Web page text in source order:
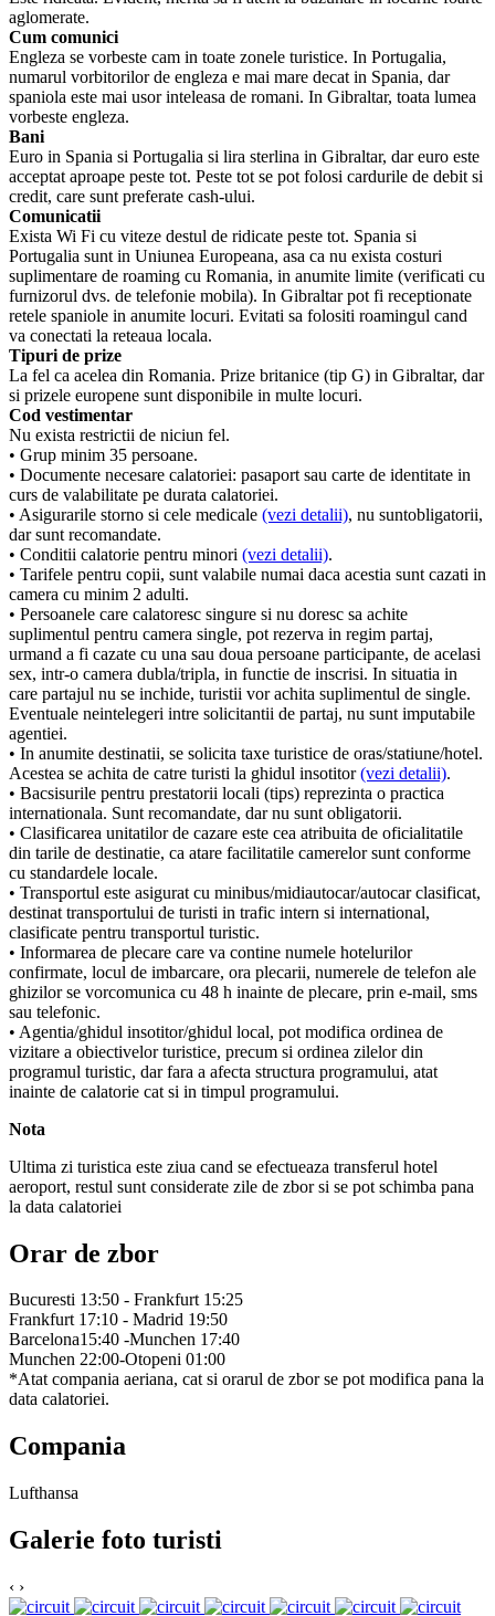
aglomerate.
Cum comunici
Engleza se vorbeste cam in toate zonele turistice. In Portugalia,
numarul vorbitorilor de engleza e mai mare decat in Spania, dar
spaniola este mai usor inteleasa de romani. In Gibraltar, toata lumea
vorbeste engleza.
Bani
Euro in Spania si Portugalia si lira sterlina in Gibraltar, dar euro este
acceptat aproape peste tot. Peste tot se pot folosi cardurile de debit si
credit, care sunt preferate cash-ului.
Comunicatii
Exista Wi Fi cu viteze destul de ridicate peste tot. Spania si
Portugalia sunt in Uniunea Europeana, asa ca nu exista costuri
suplimentare de roaming cu Romania, in anumite limite (verificati cu
furnizorul dvs. de telefonie mobila). In Gibraltar pot fi receptionate
retele spaniole in anumite locuri. Evitati sa folositi roamingul cand
va conectati la reteaua locala.
Tipuri de prize
La fel ca acelea din Romania. Prize britanice (tip G) in Gibraltar, dar
si prizele europene sunt disponibile in multe locuri.
Cod vestimentar
Nu exista restrictii de niciun fel.
• Grup minim 35 persoane.
• Documente necesare calatoriei: pasaport sau carte de identitate in
curs de valabilitate pe durata calatoriei.
• Asigurarile storno si cele medicale (vezi detalii), nu suntobligatorii,
dar sunt recomandate.
• Conditii calatorie pentru minori (vezi detalii).
• Tarifele pentru copii, sunt valabile numai daca acestia sunt cazati in
camera cu minim 2 adulti.
• Persoanele care calatoresc singure si nu doresc sa achite
suplimentul pentru camera single, pot rezerva in regim partaj,
urmand a fi cazate cu una sau doua persoane participante, de acelasi
sex, intr-o camera dubla/tripla, in functie de inscrisi. In situatia in
care partajul nu se inchide, turistii vor achita suplimentul de single.
Eventuale neintelegeri intre solicitantii de partaj, nu sunt imputabile
agentiei.
• In anumite destinatii, se solicita taxe turistice de oras/statiune/hotel.
Acestea se achita de catre turisti la ghidul insotitor(vezi detalii).
• Bacsisurile pentru prestatorii locali (tips) reprezinta o practica
internationala. Sunt recomandate, dar nu sunt obligatorii.
• Clasificarea unitatilor de cazare este cea atribuita de oficialitatile
din tarile de destinatie, ca atare facilitatile camerelor sunt conforme
cu standardele locale.
• Transportul este asigurat cu minibus/midiautocar/autocar clasificat,
destinat transportului de turisti in trafic intern si international,
clasificate pentru transportul turistic.
• Informarea de plecare care va contine numele hotelurilor
confirmate, locul de imbarcare, ora plecarii, numerele de telefon ale
ghizilor se vorcomunica cu 48 h inainte de plecare, prin e-mail, sms
sau telefonic.
• Agentia/ghidul insotitor/ghidul local, pot modifica ordinea de
vizitare a obiectivelor turistice, precum si ordinea zilelor din
programul turistic, dar fara a afecta structura programului, atat
inainte de calatorie cat si in timpul programului.
Nota
Ultima zi turistica este ziua cand se efectueaza transferul hotel
aeroport, restul sunt considerate zile de zbor si se pot schimba pana
la data calatoriei
Orar de zbor
Bucuresti 13:50 - Frankfurt 15:25
Frankfurt 17:10 - Madrid 19:50
Barcelona15:40 -Munchen 17:40
Munchen 22:00-Otopeni 01:00
*Atat compania aeriana, cat si orarul de zbor se pot modifica pana la
data calatoriei.
Compania
Lufthansa
Galerie foto turisti
‹ ›